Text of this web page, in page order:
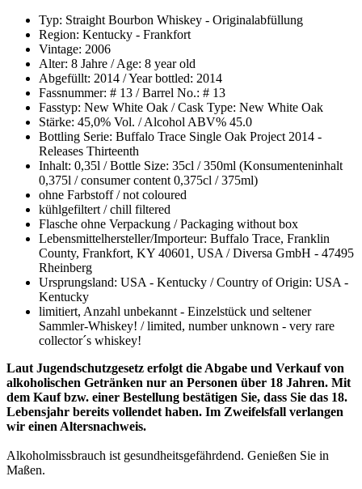
Typ: Straight Bourbon Whiskey - Originalabfüllung
Region: Kentucky - Frankfort
Vintage: 2006
Alter: 8 Jahre / Age: 8 year old
Abgefüllt: 2014 / Year bottled: 2014
Fassnummer: # 13 / Barrel No.: # 13
Fasstyp: New White Oak / Cask Type: New White Oak
Stärke: 45,0% Vol. / Alcohol ABV% 45.0
Bottling Serie: Buffalo Trace Single Oak Project 2014 -
Releases Thirteenth
Inhalt: 0,35l / Bottle Size: 35cl / 350ml (Konsumenteninhalt
0,375l / consumer content 0,375cl / 375ml)
ohne Farbstoff / not coloured
kühlgefiltert / chill filtered
Flasche ohne Verpackung / Packaging without box
Lebensmittelhersteller/Importeur: Buffalo Trace, Franklin
County, Frankfort, KY 40601, USA / Diversa GmbH - 47495
Rheinberg
Ursprungsland: USA - Kentucky / Country of Origin: USA -
Kentucky
limitiert, Anzahl unbekannt - Einzelstück und seltener
Sammler-Whiskey! / limited, number unknown - very rare
collector´s whiskey!
Laut Jugendschutzgesetz erfolgt die Abgabe und Verkauf von
alkoholischen Getränken nur an Personen über 18 Jahren. Mit
dem Kauf bzw. einer Bestellung bestätigen Sie, dass Sie das 18.
Lebensjahr bereits vollendet haben. Im Zweifelsfall verlangen
wir einen Altersnachweis.
Alkoholmissbrauch ist gesundheitsgefährdend. Genießen Sie in
Maßen.